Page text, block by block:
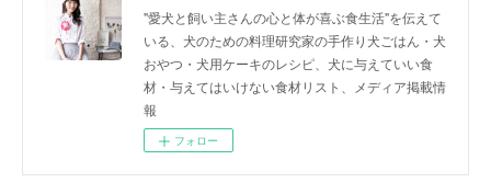
"愛犬と飼い主さんの心と体が喜ぶ食生活"を伝えて
いる、犬のための料理研究家の手作り犬ごはん・犬
おやつ・犬用ケーキのレシピ、犬に与えていい食
材・与えてはいけない食材リスト、メディア掲載情
報
フォロー